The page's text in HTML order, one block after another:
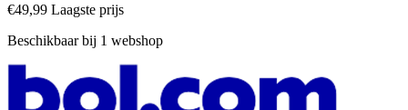
€49,99 Laagste prijs
Beschikbaar bij 1 webshop